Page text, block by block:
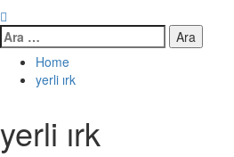
Arama:
Home
yerli ırk
yerli ırk